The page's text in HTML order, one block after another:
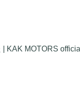
KAK MOTORS